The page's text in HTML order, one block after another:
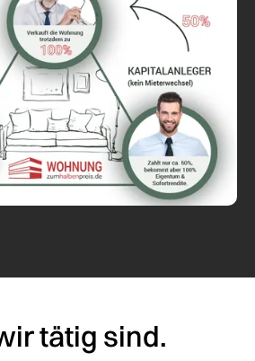
tätig sind.